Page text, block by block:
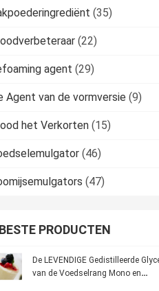
(35)
(22)
agent (29)
Agent van de vormversie (9)
het Verkorten (15)
(46)
(47)
BESTE PRODUCTEN
De LEVENDIGE Gedistilleerde
van de Voedselrang Mono en